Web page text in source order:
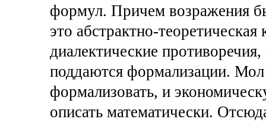
формул. Причем возражения
это абстрактно-
диалектические
поддаются формализации.
формализовать, и
описать математически.